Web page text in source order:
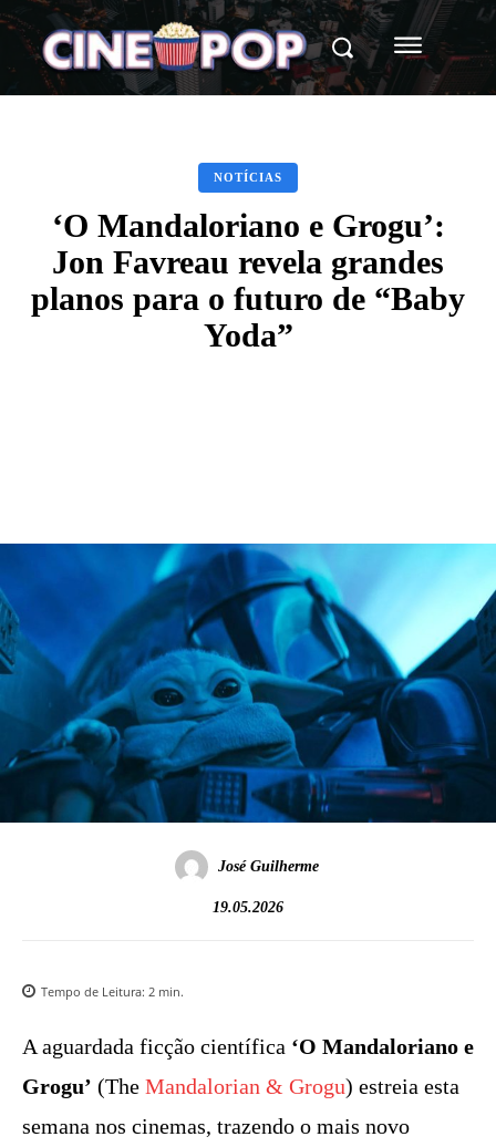
NOTÍCIAS
‘O Mandaloriano e Grogu’:
Jon Favreau revela grandes
planos para o futuro de “Baby
Yoda”
José Guilherme
19.05.2026
Tempo de Leitura: 2 min.
A aguardada ficção científica ‘O Mandaloriano e
Grogu’ (The Mandalorian & Grogu) estreia esta
semana nos cinemas, trazendo o mais novo